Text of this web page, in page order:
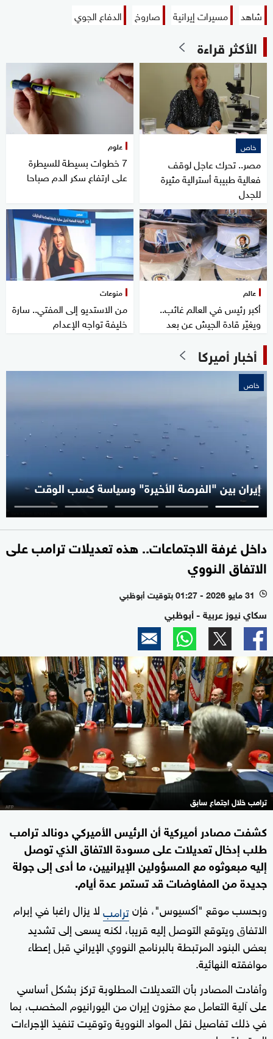
شاهد مسيرات إيرانية صاروخ الدفاع الجوي
الأكثر قراءة
خاص
مصر.. تحرك عاجل لوقف
فعالية طبيبة أسترالية مثيرة
للجدل
علوم
7 خطوات بسيطة للسيطرة
على ارتفاع سكر الدم صباحا
عالم
أكبر رئيس في العالم غائب..
ويغيّر قادة الجيش عن بعد
منوعات
من الاستديو إلى المفتي.. سارة
خليفة تواجه الإعدام
أخبار أميركا
خاص
إيران بين "الفرصة الأخيرة" وسياسة كسب الوقت
داخل غرفة الاجتماعات.. هذه تعديلات ترامب على
الاتفاق النووي
l 31 مايو 2026 - 01:27 بتوقيت أبوظبي
سكاي نيوز عربية - أبوظبي
ترامب خلال اجتماع سابق
كشفت مصادر أميركية أن الرئيس الأميركي دونالد ترامب
طلب إدخال تعديلات على مسودة الاتفاق الذي توصل
إليه مبعوثوه مع المسؤولين الإيرانيين، ما أدى إلى جولة
جديدة من المفاوضات قد تستمر عدة أيام.
وبحسب موقع "أكسيوس"، فإنترامبلا يزال راغبا في إبرام
الاتفاق ويتوقع التوصل إليه قريبا، لكنه يسعى إلى تشديد
بعض البنود المرتبطة بالبرنامج النووي الإيراني قبل إعطاء
موافقته النهائية.
وأفادت المصادر بأن التعديلات المطلوبة تركز بشكل أساسي
على آلية التعامل مع مخزون إيران من اليورانيوم المخصب، بما
في ذلك تفاصيل نقل المواد النووية وتوقيت تنفيذ الإجراءات